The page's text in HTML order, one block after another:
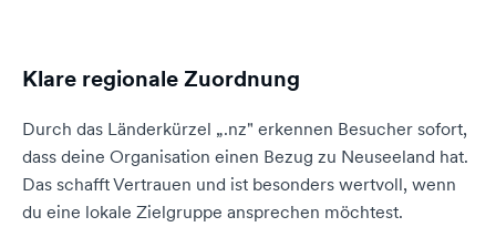
Klare regionale Zuordnung
Durch das Länderkürzel „.nz" erkennen Besucher sofort,
dass deine Organisation einen Bezug zu Neuseeland hat.
Das schafft Vertrauen und ist besonders wertvoll, wenn
du eine lokale Zielgruppe ansprechen möchtest.